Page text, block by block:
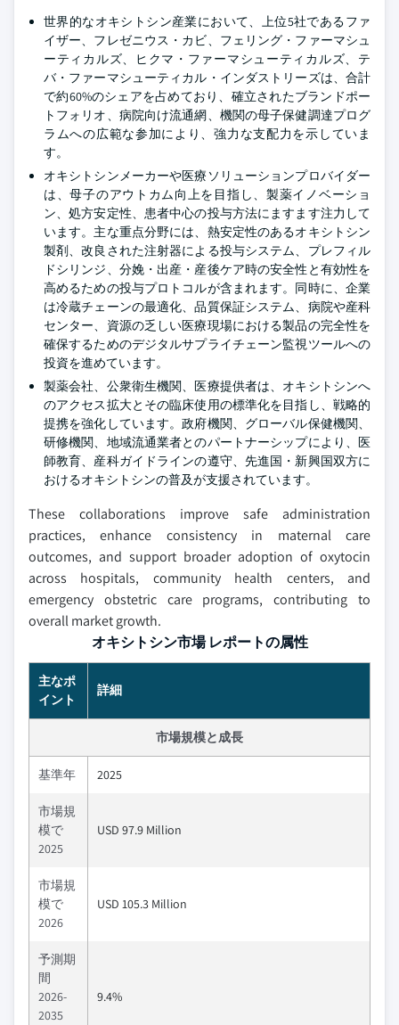
世界的なオキシトシン産業において、上位5社であるファ
イザー、フレゼニウス・カビ、フェリング・ファーマシュ
ーティカルズ、ヒクマ・ファーマシューティカルズ、テ
バ・ファーマシューティカル・インダストリーズは、合計
で約60%のシェアを占めており、確立されたブランドポー
トフォリオ、病院向け流通網、機関の母子保健調達プログ
ラムへの広範な参加により、強力な支配力を示していま
す。
オキシトシンメーカーや医療ソリューションプロバイダー
は、母子のアウトカム向上を目指し、製薬イノベーショ
ン、処方安定性、患者中心の投与方法にますます注力して
います。主な重点分野には、熱安定性のあるオキシトシン
製剤、改良された注射器による投与システム、プレフィル
ドシリンジ、分娩・出産・産後ケア時の安全性と有効性を
高めるための投与プロトコルが含まれます。同時に、企業
は冷蔵チェーンの最適化、品質保証システム、病院や産科
センター、資源の乏しい医療現場における製品の完全性を
確保するためのデジタルサプライチェーン監視ツールへの
投資を進めています。
製薬会社、公衆衛生機関、医療提供者は、オキシトシンへ
のアクセス拡大とその臨床使用の標準化を目指し、戦略的
提携を強化しています。政府機関、グローバル保健機関、
研修機関、地域流通業者とのパートナーシップにより、医
師教育、産科ガイドラインの遵守、先進国・新興国双方に
おけるオキシトシンの普及が支援されています。
These collaborations improve safe administration
practices, enhance consistency in maternal care
outcomes, and support broader adoption of oxytocin
across hospitals, community health centers, and
emergency obstetric care programs, contributing to
overall market growth.
オキシトシン市場 レポートの属性
主なポ
イント
詳細
市場規模と成長
基準年 2025
市場規
模で
2025
USD 97.9 Million
市場規
模で
2026
USD 105.3 Million
予測期
間
2026-
2035
9.4%